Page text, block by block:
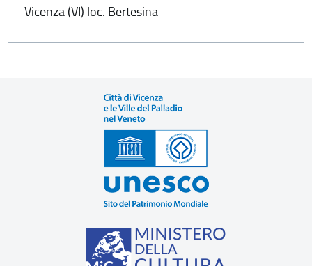
Vicenza (VI) loc. Bertesina